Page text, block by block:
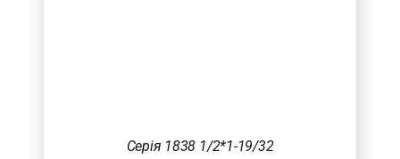
Серія 1838 1/2*1-19/32